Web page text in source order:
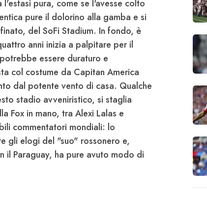
l'estasi pura, come se l'avesse colto
pure il dolorino alla gamba e si
del SoFi Stadium. In fondo, è
anni inizia a palpitare per il
essere duraturo e
col costume da Capitan America
dal potente vento di casa. Qualche
stadio avveniristico, si staglia
Fox in mano, tra Alexi Lalas e
commentatori mondiali: lo
gli elogi del "suo" rossonero e,
Paraguay, ha pure avuto modo di